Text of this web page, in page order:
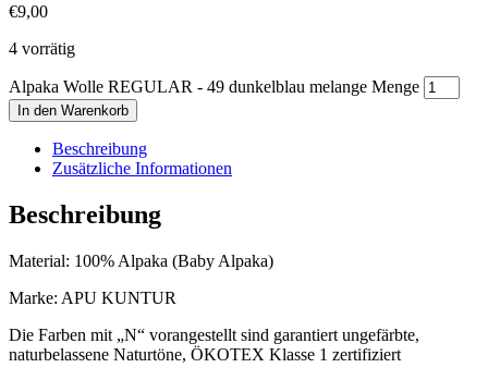
€9,00
4 vorrätig
Alpaka Wolle REGULAR - 49 dunkelblau melange Menge
In den Warenkorb
Beschreibung
Zusätzliche Informationen
Beschreibung
Material: 100% Alpaka (Baby Alpaka)
Marke: APU KUNTUR
Die Farben mit „N“ vorangestellt sind garantiert ungefärbte,
naturbelassene Naturtöne, ÖKOTEX Klasse 1 zertifiziert